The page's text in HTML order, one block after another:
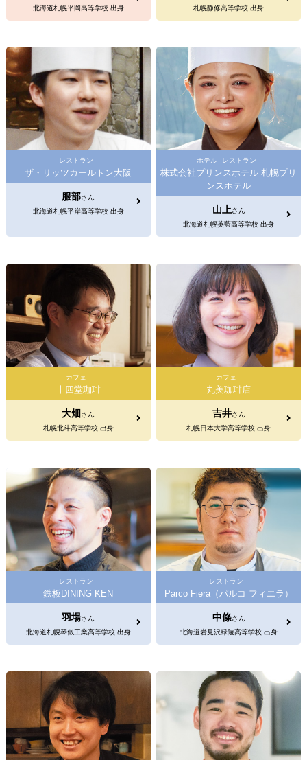
北海道札幌平岡高等学校 出身 札幌静修高等学校 出身
レストラン
ザ・リッツカールトン大阪
服部さん
北海道札幌平岸高等学校 出身
ホテル レストラン
株式会社プリンスホテル 札幌プリ
ンスホテル
山上さん
北海道札幌英藍高等学校 出身
カフェ
十四堂珈琲
大畑 さん
札幌北斗高等学校 出身
カフェ
丸美珈琲店
吉井さん
札幌日本大学高等学校 出身
レストラン
鉄板DINING KEN
羽場さん
北海道札幌琴似工業高等学校 出身
レストラン
Parco Fiera（パルコ フィエラ）
中條さん
北海道岩見沢緑陵高等学校 出身